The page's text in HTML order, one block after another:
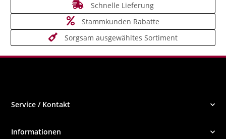
Schnelle Lieferung
Stammkunden Rabatte
Sorgsam ausgewähltes Sortiment
Service / Kontakt
Informationen